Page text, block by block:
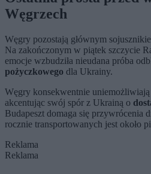
Węgrzech
Węgry pozostają głównym
Na zakończonym w piątek szczycie
emocje wzbudziła nieudana próba
pożyczkowego dla Ukrainy.
Węgry konsekwentnie
akcentując swój spór z Ukrainą o
Budapeszt domaga się przywrócenia
rocznie transportowanych jest około
Reklama
Reklama